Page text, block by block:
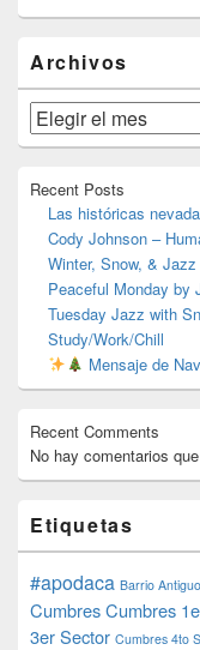
área
de
widget
barra
lateral
Archivos
Archivos
Recent Posts
Las históricas
Cody Johnson –
Winter, Snow, &
Peaceful Monday by
Tuesday Jazz with
Study/Work/Chill
Mensaje de
Recent Comments
No hay comentarios
Etiquetas
#apodaca Barrio Antiguo
CumbresCumbres
3er Sector Cumbres 4to